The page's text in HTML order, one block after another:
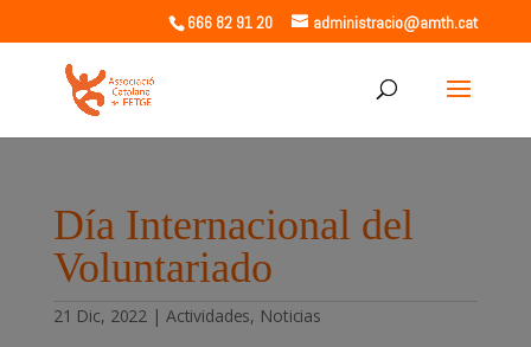
666 82 91 20 administracio@amth.cat
Día Internacional del
Voluntariado
21 Dic, 2022 | Actividades, Noticias